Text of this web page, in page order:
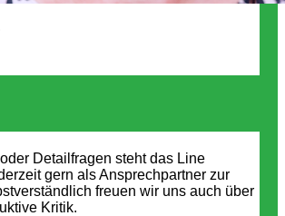
Detailfragen steht das Line
gern als Ansprechpartner zur
freuen wir uns auch über
Kritik.